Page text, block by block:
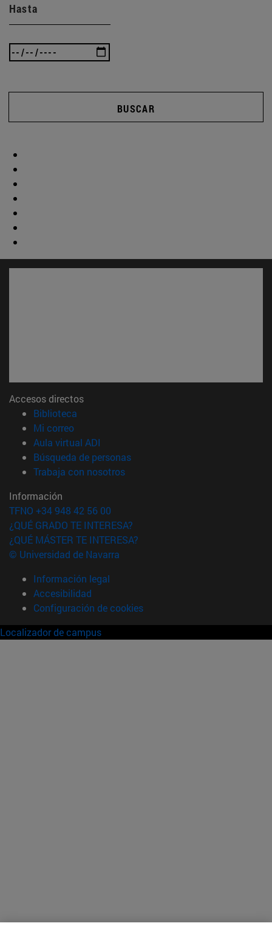
Hasta
BUSCAR
Accesos directos
Biblioteca
Mi correo(abre en nueva ventana)
Aula virtual ADI
Búsqueda de personas(abre en nueva ventana)
Trabaja con nosotros(abre en nueva ventana)
Información
TFNO +34 948 42 56 00
¿QUÉ GRADO TE INTERESA?
¿QUÉ MÁSTER TE INTERESA?
© Universidad de Navarra
Información legal
Accesibilidad
Configuración de cookies
Localizador de campus